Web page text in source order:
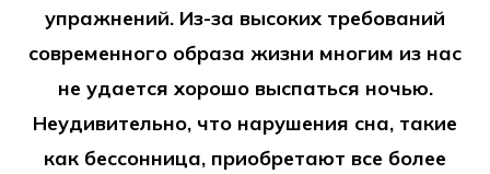
упражнений. Из-за высоких требований
современного образа жизни многим из нас
не удается хорошо выспаться ночью.
Неудивительно, что нарушения сна, такие
как бессонница, приобретают все более